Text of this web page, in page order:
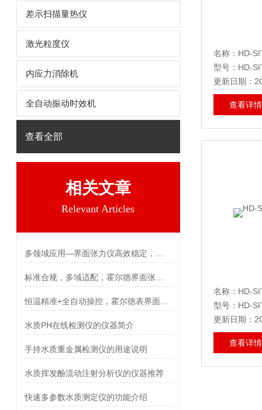
差示扫描量热仪
激光粒度仪
内应力消除机
全自动振动时效机
查看全部
相关文章
Relevant Articles
水质PH在线检测仪的仪器简介
手持水质重金属检测仪的用途说明
水质挥发酚流动注射分析仪的仪器推荐
快速多参数水质测定仪的功能介绍
名称：HD-
型号：HD-
更新日期：
查看详情
名称：HD-
型号：HD-
更新日期：
查看详情